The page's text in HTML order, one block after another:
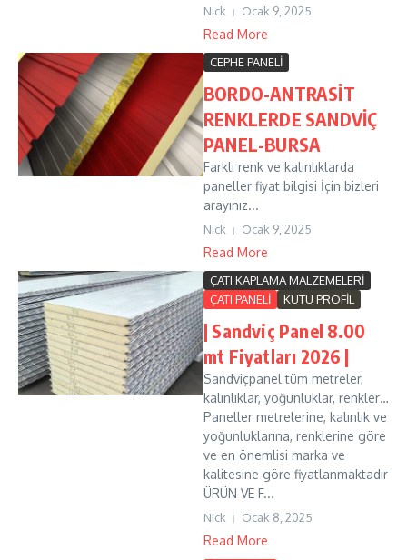
Nick Ocak 9, 2025
Read More
CEPHE PANELİ
BORDO-ANTRASİT
RENKLERDE SANDVİÇ
PANEL-BURSA
Farklı renk ve kalınlıklarda
paneller fiyat bilgisi İçin bizleri
arayınız...
Nick Ocak 9, 2025
Read More
ÇATI KAPLAMA MALZEMELERİ
ÇATI PANELİ
KUTU PROFİL
| Sandviç Panel 8.00
mt Fiyatları 2026 |
Sandviçpanel tüm metreler,
kalınlıklar, yoğunluklar, renkler…
Paneller metrelerine, kalınlık ve
yoğunluklarına, renklerine göre
ve en önemlisi marka ve
kalitesine göre fiyatlanmaktadır
ÜRÜN VE F...
Nick Ocak 8, 2025
Read More